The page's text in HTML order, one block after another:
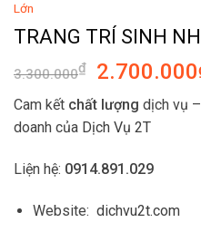
Lớn
TRANG TRÍ SINH
3.300.000₫
Original
price
was:
2.700.000
Cam kết chất lượng dịch vụ –
doanh của Dịch Vụ 2T
Liện hệ: 0914.891.029
Website: dichvu2t.com